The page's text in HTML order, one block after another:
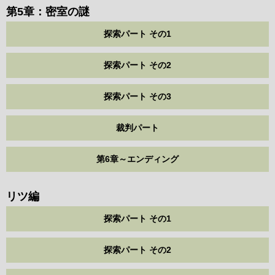
第5章：密室の謎
探索パート その1
探索パート その2
探索パート その3
裁判パート
第6章～エンディング
リツ編
探索パート その1
探索パート その2